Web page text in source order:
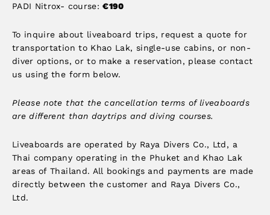
PADI Nitrox- course:€190
To inquire about liveaboard trips, request a quote for
transportation to Khao Lak, single-use cabins, or non-
diver options, or to make a reservation, please contact
us using the form below.
Please note that the cancellation terms of liveaboards
are different than daytrips and diving courses.
Liveaboards are operated by Raya Divers Co., Ltd, a
Thai company operating in the Phuket and Khao Lak
areas of Thailand. All bookings and payments are made
directly between the customer and Raya Divers Co.,
Ltd.